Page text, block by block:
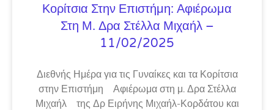
Κορίτσια Στην Επιστήμη: Αφιέρωμα
Στη Μ. Δρα Στέλλα Μιχαήλ –
11/02/2025
Διεθνής Ημέρα για τις Γυναίκες και τα Κορίτσια
στην Επιστήμη Αφιέρωμα στη μ. Δρα Στέλλα
Μιχαήλ της Δρ Ειρήνης Μιχαήλ-Κορδάτου και